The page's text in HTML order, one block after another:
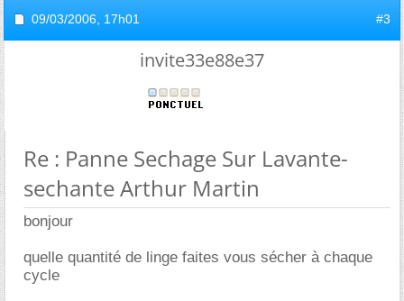
09/03/2006, 17h01 #3
invite33e88e37
Re : Panne Sechage Sur Lavante-
sechante Arthur Martin
bonjour
quelle quantité de linge faites vous sécher à chaque
cycle